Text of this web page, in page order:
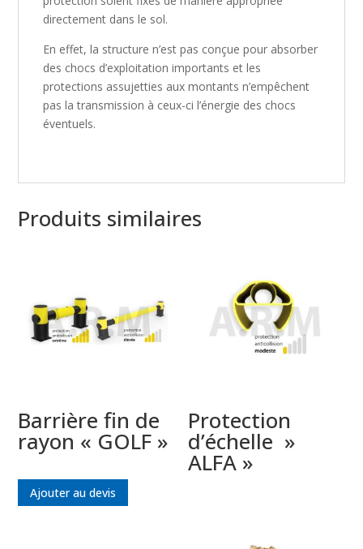
directement dans le sol.
En effet, la structure n’est pas conçue pour absorber
des chocs d’exploitation importants et les
protections assujetties aux montants n’empêchent
pas la transmission à ceux-ci l’énergie des chocs
éventuels.
Produits similaires
Barrière fin de
rayon « GOLF »
Ajouter au devis
Protection
d’échelle »
ALFA »